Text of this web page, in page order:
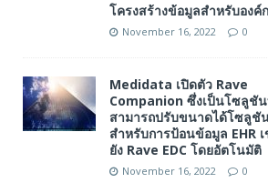
โครงสร้างข้อมูลสำหรับองค์
November 16, 2022 0
Medidata เปิดตัว Rave
Companion ซึ่งเป็นโซลูชั
สามารถปรับขนาดได้โซลูชั
สำหรับการป้อนข้อมูล EHR
ยัง Rave EDC โดยอัตโนมัติ
November 16, 2022 0